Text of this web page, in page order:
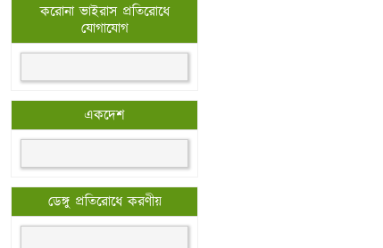
করোনা ভাইরাস প্রতিরোধে
যোগাযোগ
একদেশ
ডেঙ্গু প্রতিরোধে করণীয়